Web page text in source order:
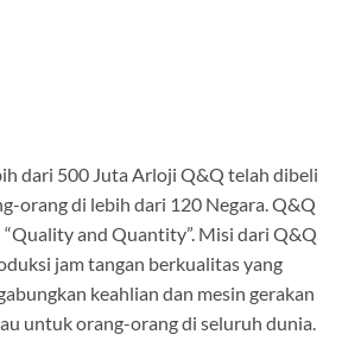
dari 500 Juta Arloji Q&Q telah dibeli
orang di lebih dari 120 Negara. Q&Q
and Quantity”. Misi dari Q&Q
jam tangan berkualitas yang
keahlian dan mesin gerakan
untuk orang-orang di seluruh dunia.